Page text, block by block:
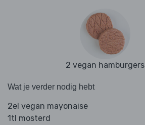
2 vegan hamburgers
Wat je verder nodig hebt
2el vegan mayonaise
1tl mosterd